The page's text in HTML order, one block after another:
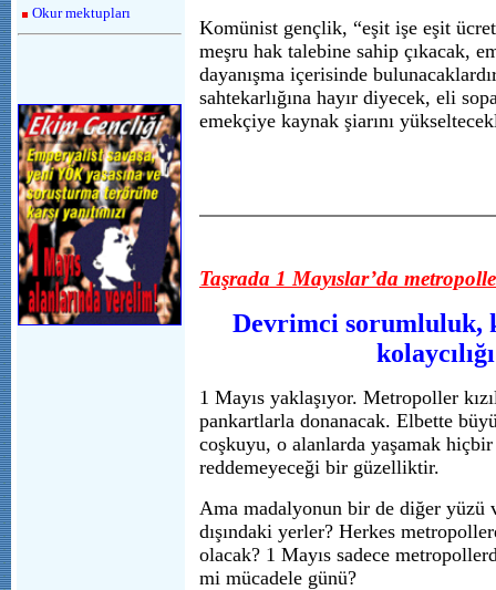
Okur mektupları
Komünist gençlik, “eşit işe eşit
meşru hak talebine sahip çıkacak,
dayanışma içerisinde
sahtekarlığına hayır diyecek, eli
emekçiye kaynak şiarını
Taşrada 1 Mayıslar’da
Devrimci sorumluluk,
1 Mayıs yaklaşıyor. Metropoller
pankartlarla donanacak. Elbette
coşkuyu, o alanlarda yaşamak
reddemeyeceği bir güzelliktir.
Ama madalyonun bir de diğer yüzü
dışındaki yerler? Herkes
olacak? 1 Mayıs sadece
mi mücadele günü?